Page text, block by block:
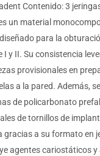
Contenido: 3
un material
para la
I y II. Su consistencia
provisionales en
a la pared. Además,
de policarbonato
de tornillos de
gracias a su formato en
agentes cariostáticos